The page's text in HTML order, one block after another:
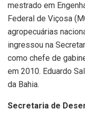
mestrado em
Federal de Viçosa
agropecuárias
ingressou na
como chefe de
em 2010. Eduardo
da Bahia.
Secretaria de